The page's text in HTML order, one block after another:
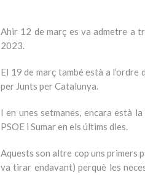
Ahir 12 de març es va admetre a
2023.
El 19 de març també està a
per Junts per Catalunya.
I en unes setmanes, encara està
PSOE i Sumar en els últims dies.
Aquests son altre cop uns primers
va tirar endavant) perquè les